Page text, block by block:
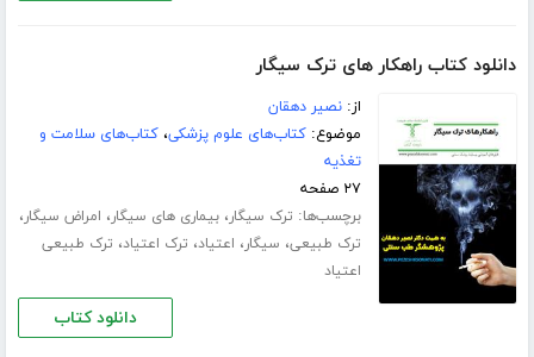
دانلود کتاب راهکار های ترک سیگار
از:نصیر دهقان
موضوع:کتاب‌های علوم پزشکی،کتاب‌های سلامت و
تغذیه
۲۷ صفحه
برچسب‌ها: ترک سیگار،بیماری های سیگار، امراض سیگار،
ترک طبیعی، سیگار، اعتیاد، ترک اعتیاد، ترک طبیعی
اعتیاد
دانلود کتاب